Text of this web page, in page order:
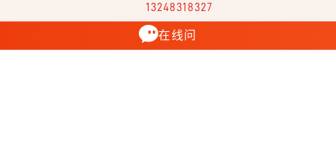
13248318327
在线问